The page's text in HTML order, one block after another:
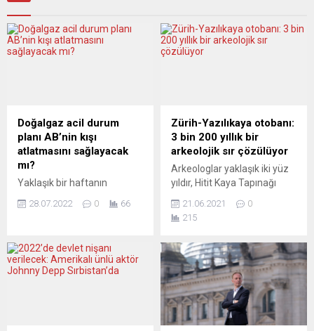
Doğalgaz acil durum
planı AB’nin kışı
atlatmasını sağlayacak
mı?
Yaklaşık bir haftanın
bakanları kış için bir
Rusya yaptırımlara yanıt
olarak doğalgaz arzını
28.07.2022 0 66
Zürih-Yazılıkaya otobanı:
3 bin 200 yıllık bir
arkeolojik sır çözülüyor
Arkeologlar yaklaşık iki yüz
yıldır, Hitit Kaya Tapınağı
açıklama arıyorlar. Taş
ustaları 3 bin 200 yıl önce,
kayalarına tanrıların,
hayvanların ve mitolojik
varlıkların 90’dan fazla
rölyefini ustalıkla oydular.
Uluslararası bir araştırma
ekibi şimdi ilk kez tüm
21.06.2021
0
215